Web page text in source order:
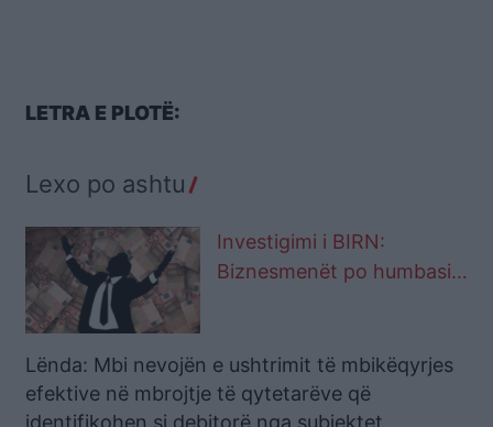
LETRA E PLOTË:
Lexo po ashtu
Investigimi i BIRN:
Biznesmenët po humbasin
Njëri nuk e di ku e ka
fëmijën
Lënda: Mbi nevojën e ushtrimit të mbikëqyrjes
efektive në mbrojtje të qytetarëve që
identifikohen si debitorë nga subjektet